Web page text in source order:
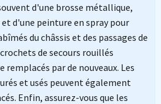
d'une brosse métallique,
d'une peinture en spray pour
du châssis et des passages de
de secours rouillés
par de nouveaux. Les
et usés peuvent également
Enfin, assurez-vous que les